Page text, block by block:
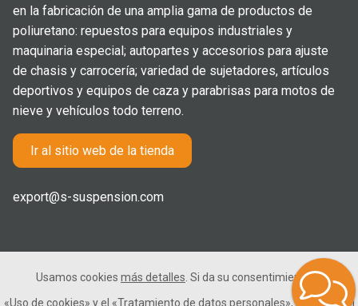
en la fabricación de una amplia gama de productos de
poliuretano: repuestos para equipos industriales y
maquinaria especial; autopartes y accesorios para ajuste
de chasis y carrocería; variedad de sujetadores, artículos
deportivos y equipos de caza y parabrisas para motos de
nieve y vehículos todo terreno.
Ir al sitio web de la tienda
export@s-suspension.com
2005-2026 © Polyurethan LLC. Todos los derechos
Usamos cookies más detalles . Si da su consentimiento para el
«Uso de cookies» y el «Tratamiento de datos personales», haga clic en